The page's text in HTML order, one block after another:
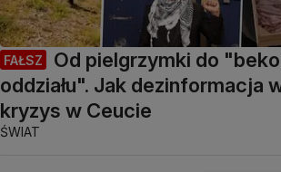
FAŁSZ
Od pielgrzymki do
oddziału". Jak dezinformacja
kryzys w Ceucie
ŚWIAT